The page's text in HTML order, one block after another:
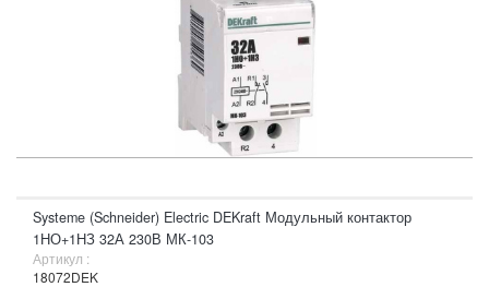
Systeme (Schneider) Electric DEKraft Модульный контактор
1НО+1НЗ 32А 230В МК-103
Артикул :
18072DEK